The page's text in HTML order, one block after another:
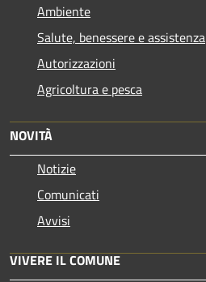
Ambiente
Salute, benessere e assistenza
Autorizzazioni
Agricoltura e pesca
NOVITÀ
Notizie
Comunicati
Avvisi
VIVERE IL COMUNE